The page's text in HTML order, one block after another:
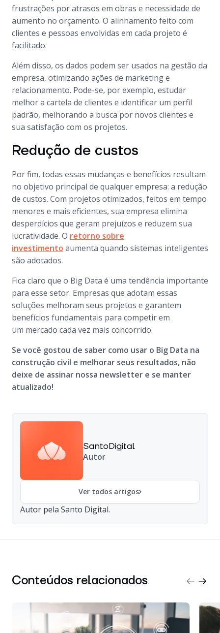
frustrações por atrasos em obras e necessidade de
aumento no orçamento. O alinhamento feito com
clientes e pessoas envolvidas em cada projeto é
facilitado.
Além disso, os dados podem ser usados na gestão da
empresa, otimizando ações de marketing e
relacionamento. Pode-se, por exemplo, estudar
melhor a cartela de clientes e identificar um perfil
padrão, melhorando a busca por novos clientes e
sua satisfação com os projetos.
Redução de custos
Por fim, todas essas mudanças e benefícios resultam
no objetivo principal de qualquer empresa: a redução
de custos. Com projetos otimizados, feitos em tempo
menores e mais eficientes, sua empresa elimina
desperdícios que geram prejuízos e reduzem sua
lucratividade. O retorno sobre
investimento aumenta quando sistemas inteligentes
são adotados.
Fica claro que o Big Data é uma tendência importante
para esse setor. Empresas que adotam essas
soluções melhoram seus projetos e garantem
benefícios fundamentais para competir em
um mercado cada vez mais concorrido.
Se você gostou de saber como usar o Big Data na
construção civil e melhorar seus resultados, não
deixe de assinar nossa newsletter e se manter
atualizado!
SantoDigital
Autor
Ver todos artigos
Autor pela Santo Digital.
Conteúdos relacionados